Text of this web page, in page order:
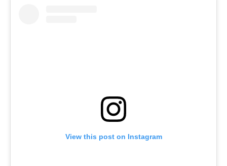
View this post on Instagram